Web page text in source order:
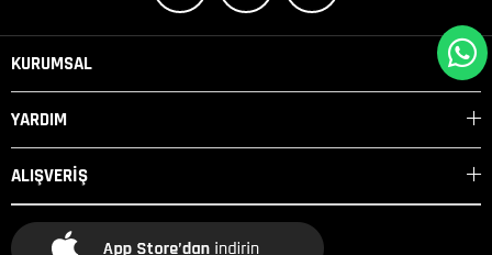
KURUMSAL
YARDIM
ALIŞVERİŞ